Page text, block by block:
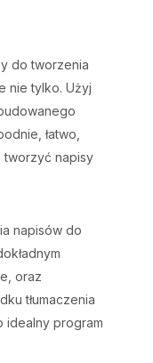
do tworzenia
nie tylko. Użyj
łatwo,
tworzyć napisy
napisów do
oraz
tłumaczenia
idealny program